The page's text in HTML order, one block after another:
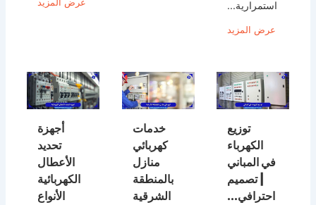
استمرارية...
عرض المزيد
توزيع
الكهرباء
في المباني
| تصميم
احترافي...
خدمات
كهربائي
منازل
بالمنطقة
الشرقية
أجهزة
تحديد
الأعطال
الكهربائية
الأنواع